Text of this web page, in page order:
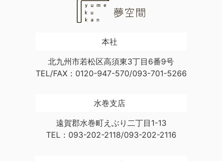
本社
北九州市若松区高須東3丁目6番9号
TEL/FAX：0120-947-570/093-701-5266
水巻支店
遠賀郡水巻町えぶり二丁目1-13
TEL：093-202-2118/093-202-2116